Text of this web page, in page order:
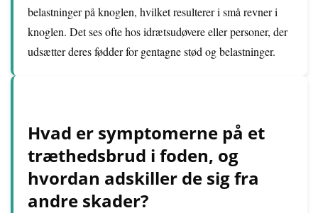
belastninger på knoglen, hvilket resulterer i små revner i
knoglen. Det ses ofte hos idrætsudøvere eller personer, der
udsætter deres fødder for gentagne stød og belastninger.
Hvad er symptomerne på et
træthedsbrud i foden, og
hvordan adskiller de sig fra
andre skader?